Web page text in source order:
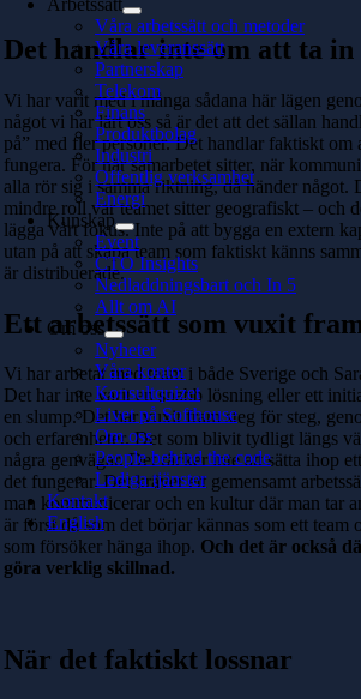
Arbetssätt
Våra arbetssätt och metoder
Våra leveranssätt
Partnerskap
Telekom
Finans
Produktbolag
Industri
Offentlig verksamhet
Energi
Kunskap
Event
CTO Insights
Nedladdningsbart och In 5
Allt om AI
Om oss
Nyheter
Våra kontor
Konsultquizet
Livet på Softhouse
Om oss
People behind the code
Lediga tjänster
Kontakt
English
Det handlar inte om att ta
Vi har varit med i många sådana här lägen
något vi har lärt oss så är det att det sällan
på” med fler personer. Det handlar faktiskt om
fungera. För när samarbetet sitter, när
alla rör sig i samma riktning, då händer något.
mindre roll var teamet sitter geografiskt – och
lägga vårt fokus. Inte på att bygga en extern
utan på att skapa team som faktiskt känns
är distribuerade.
Ett arbetssätt som vuxit
Vi har arbetat med team i både Sverige och
Det har inte varit en snabb lösning eller ett
en slump. Det har vuxit fram steg för steg,
och erfarenheter.Det som blivit tydligt längs
några genvägar. Det räcker inte att sätta ihop
det fungerar. Det kräver ett gemensamt
man kommunicerar och en kultur där man tar
är först då som det börjar kännas som ett team
som försöker hänga ihop. Och det är också
göra verklig skillnad.
När det faktiskt lossnar